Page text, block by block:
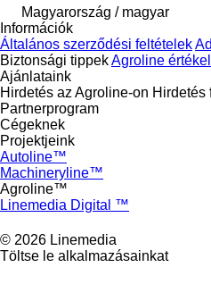
Magyarország / magyar
Információk
Általános szerződési feltételek
Biztonsági tippekAgroline
Ajánlataink
Hirdetés az Agroline-on Hirdetés
Partnerprogram
Cégeknek
Projektjeink
Autoline™
Machineryline™
Agroline™
Linemedia Digital ™
© 2026 Linemedia
Töltse le alkalmazásainkat